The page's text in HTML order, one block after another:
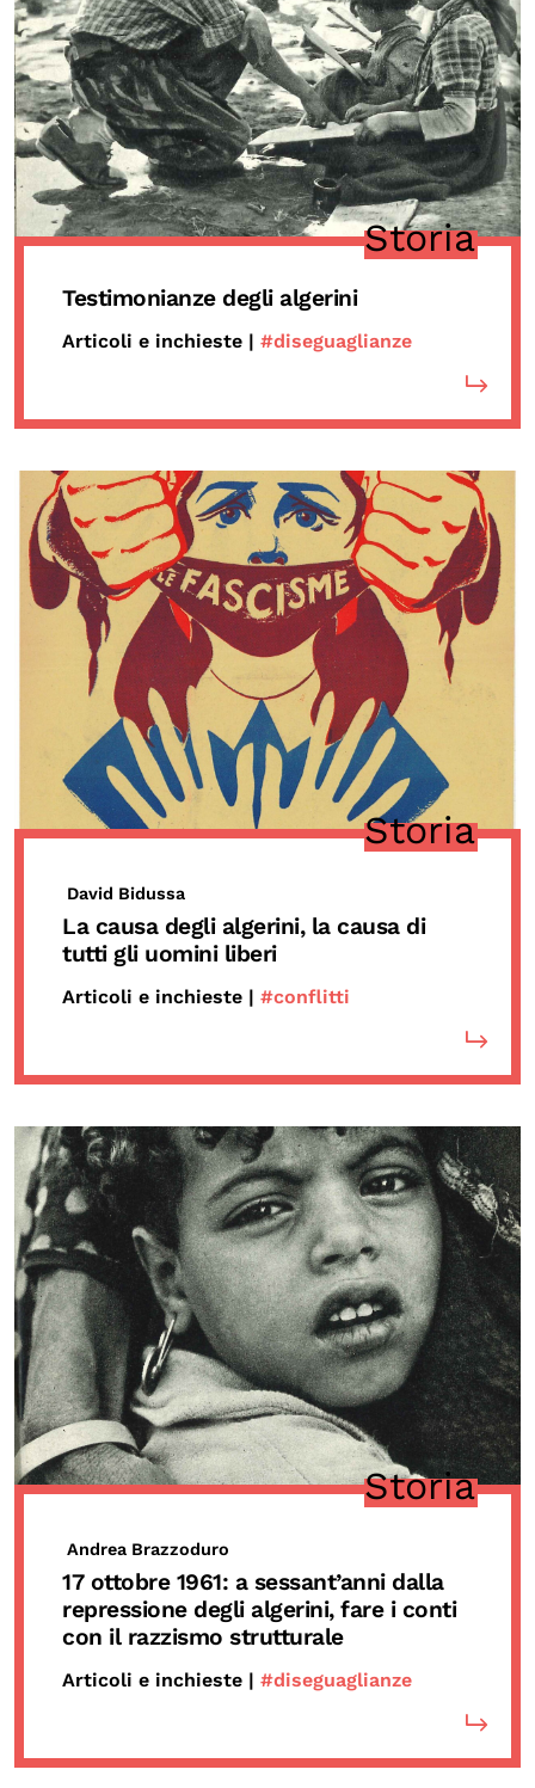
Storia
Testimonianze degli algerini
Articoli e inchieste | #diseguaglianze
Storia
David Bidussa
La causa degli algerini, la causa di
tutti gli uomini liberi
Articoli e inchieste | #conflitti
Storia
Andrea Brazzoduro
17 ottobre 1961: a sessant’anni dalla
repressione degli algerini, fare i conti
con il razzismo strutturale
Articoli e inchieste | #diseguaglianze